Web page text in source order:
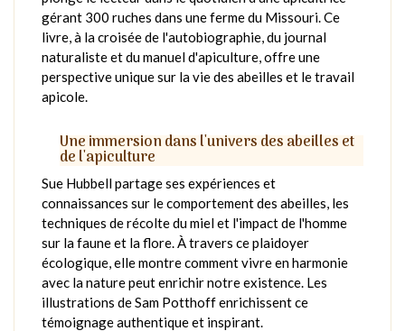
gérant 300 ruches dans une ferme du Missouri. Ce
livre, à la croisée de l'autobiographie, du journal
naturaliste et du manuel d'apiculture, offre une
perspective unique sur la vie des abeilles et le travail
apicole.
Une immersion dans l'univers des abeilles et
de l'apiculture
Sue Hubbell partage ses expériences et
connaissances sur le comportement des abeilles, les
techniques de récolte du miel et l'impact de l'homme
sur la faune et la flore. À travers ce plaidoyer
écologique, elle montre comment vivre en harmonie
avec la nature peut enrichir notre existence. Les
illustrations de Sam Potthoff enrichissent ce
témoignage authentique et inspirant.